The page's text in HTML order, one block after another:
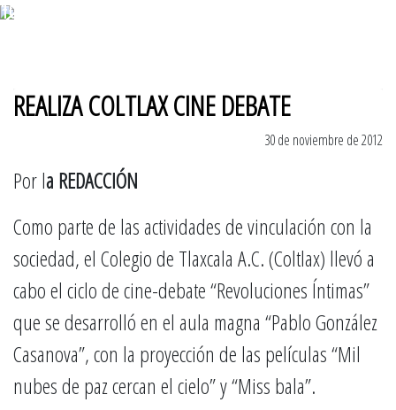
10 de agosto 2026
REALIZA COLTLAX CINE DEBATE
30 de noviembre de 2012
Por la REDACCIÓN
Como parte de las actividades de vinculación con la
sociedad, el Colegio de Tlaxcala A.C. (Coltlax) llevó a
cabo el ciclo de cine-debate “Revoluciones Íntimas”
que se desarrolló en el aula magna “Pablo González
Casanova”, con la proyección de las películas “Mil
nubes de paz cercan el cielo” y “Miss bala”.